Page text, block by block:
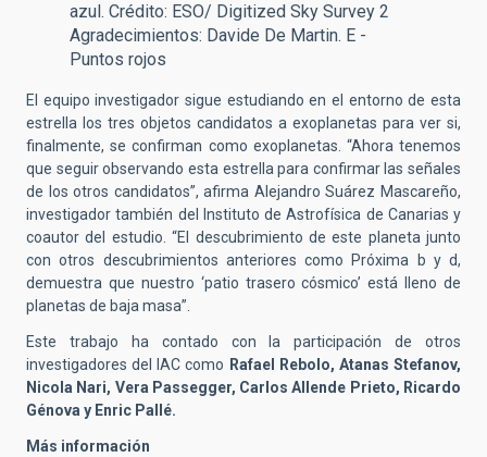
azul. Crédito: ESO/ Digitized Sky Survey 2
Agradecimientos: Davide De Martin. E -
Puntos rojos
El equipo investigador sigue estudiando en el entorno de esta
estrella los tres objetos candidatos a exoplanetas para ver si,
finalmente, se confirman como exoplanetas. “Ahora tenemos
que seguir observando esta estrella para confirmar las señales
de los otros candidatos”, afirma Alejandro Suárez Mascareño,
investigador también del Instituto de Astrofísica de Canarias y
coautor del estudio. “El descubrimiento de este planeta junto
con otros descubrimientos anteriores como Próxima b y d,
demuestra que nuestro ‘patio trasero cósmico’ está lleno de
planetas de baja masa”.
Este trabajo ha contado con la participación de otros
investigadores del IAC como Rafael Rebolo, Atanas Stefanov,
Nicola Nari, Vera Passegger, Carlos Allende Prieto, Ricardo
Génova y Enric Pallé.
Más información